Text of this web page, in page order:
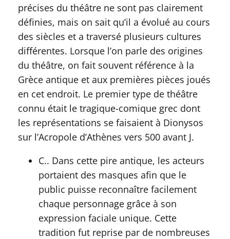
précises du théâtre ne sont pas clairement
définies, mais on sait qu’il a évolué au cours
des siècles et a traversé plusieurs cultures
différentes. Lorsque l’on parle des origines
du théâtre, on fait souvent référence à la
Grèce antique et aux premières pièces joués
en cet endroit. Le premier type de théâtre
connu était le tragique-comique grec dont
les représentations se faisaient à Dionysos
sur l’Acropole d’Athènes vers 500 avant J.
C.. Dans cette pire antique, les acteurs
portaient des masques afin que le
public puisse reconnaître facilement
chaque personnage grâce à son
expression faciale unique. Cette
tradition fut reprise par de nombreuses